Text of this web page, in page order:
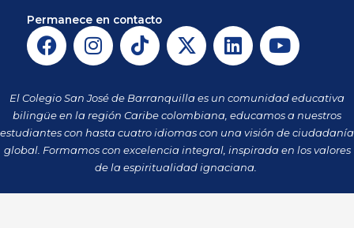
Permanece en contacto
F
a
e
b
o
o
I
n
t
a
g
r
a
m
T
i
t
o
k
X
-
w
i
t
t
e
r
L
i
k
e
d
i
n
Y
o
t
u
b
e
El Colegio San José de Barranquilla es un comunidad educativa
bilingüe en la región Caribe colombiana, educamos a nuestros
estudiantes con hasta cuatro idiomas con una visión de ciudadanía
global. Formamos con excelencia integral, inspirada en los valores
de la espiritualidad ignaciana.